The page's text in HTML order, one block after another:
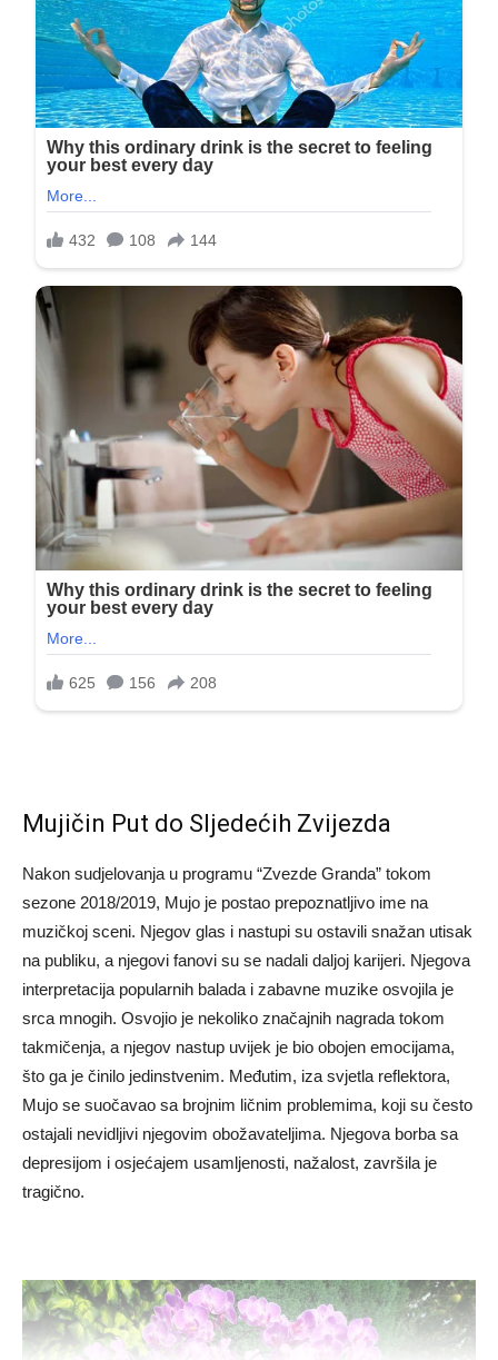
Mujičin Put do Sljedećih Zvijezda
Nakon sudjelovanja u programu “Zvezde Granda” tokom
sezone 2018/2019, Mujo je postao prepoznatljivo ime na
muzičkoj sceni. Njegov glas i nastupi su ostavili snažan utisak
na publiku, a njegovi fanovi su se nadali daljoj karijeri. Njegova
interpretacija popularnih balada i zabavne muzike osvojila je
srca mnogih. Osvojio je nekoliko značajnih nagrada tokom
takmičenja, a njegov nastup uvijek je bio obojen emocijama,
što ga je činilo jedinstvenim. Međutim, iza svjetla reflektora,
Mujo se suočavao sa brojnim ličnim problemima, koji su često
ostajali nevidljivi njegovim obožavateljima. Njegova borba sa
depresijom i osjećajem usamljenosti, nažalost, završila je
tragično.